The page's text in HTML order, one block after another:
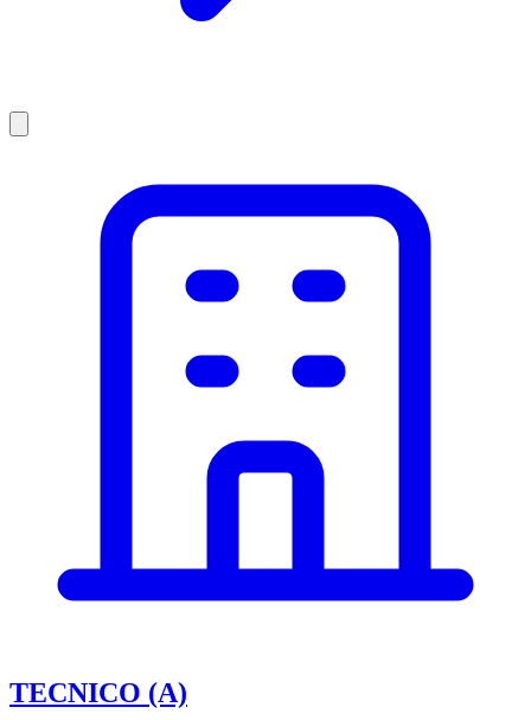
TECNICO (A)